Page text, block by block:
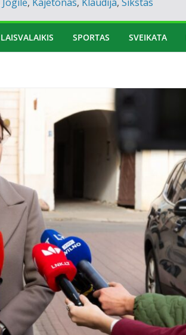
LAISVALAIKIS SPORTAS SVEIKATA